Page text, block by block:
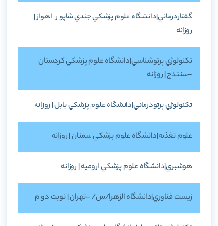
گفتاردرماني|دانشگاه علوم پزشکي جندي شاپو ر-اهواز |
روزانه
تکنولوژي پرتوشناسي|دانشگاه علوم پزشکي کردستان
-سنندج | روزانه
تکنولوژي پرتودرماني|دانشگاه علوم پزشکي بابل | روزانه
علوم تغذيه|دانشگاه علوم پزشکي سمنان | روزانه
هوشبري|دانشگاه علوم پزشکي اروميه | روزانه
زيست فناوري|دانشگاه الزهرا/س/ -تهران | نوبت دو م